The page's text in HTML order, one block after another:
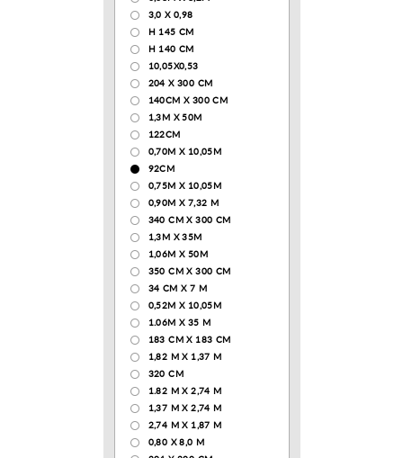
3,0 Х 0,98
H 145 CM
H 140 CM
10,05Х0,53
204 Х 300 СМ
140CM X 300 CM
1,3М Х 50М
122СМ
0,70М Х 10,05М
92CM
0,75М Х 10,05М
0,90М Х 7,32 М
340 CM X 300 CM
1,3M X 35M
1,06M X 50M
350 CM X 300 CM
34 CM X 7 M
0,52М Х 10,05М
1.06M X 35 M
183 СМ Х 183 СМ
1,82 М Х 1,37 М
320 CM
1.82 М Х 2,74 М
1,37 М Х 2,74 М
2,74 М Х 1,87 М
0,80 Х 8,0 М